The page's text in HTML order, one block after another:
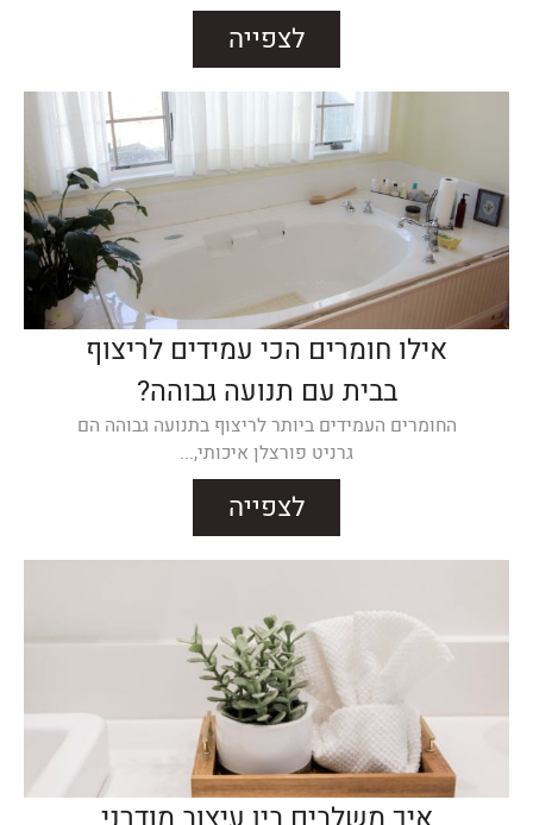
לצפייה
אילו חומרים הכי עמידים לריצוף
בבית עם תנועה גבוהה?
החומרים העמידים ביותר לריצוף בתנועה גבוהה הם
גרניט פורצלן איכותי,...
לצפייה